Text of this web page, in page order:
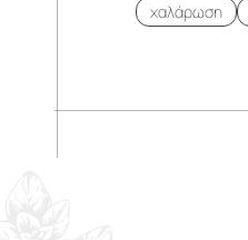
χαλάρωση
.